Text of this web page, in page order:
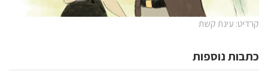
קרדיט: עינת קשת
כתבות נוספות